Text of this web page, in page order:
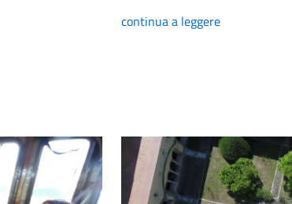
continua a leggere